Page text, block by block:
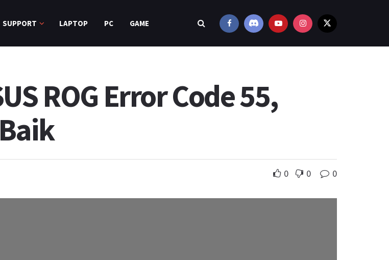
SUPPORT LAPTOP PC GAME
ROG Error Code 55,
0 0 0